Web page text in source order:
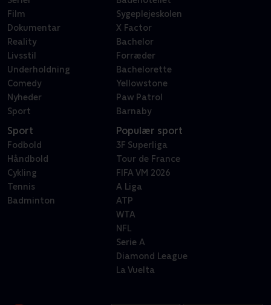
Film
Dokumentar
Reality
Livsstil
Underholdning
Comedy
Nyheder
Sport
Sygeplejeskolen
X Factor
Bachelor
Forræder
Bachelorette
Yellowstone
Paw Patrol
Barnaby
Sport
Fodbold
Håndbold
Cykling
Tennis
Badminton
Populær sport
3F Superliga
Tour de France
FIFA VM 2026
A Liga
ATP
WTA
NFL
Serie A
Diamond League
La Vuelta